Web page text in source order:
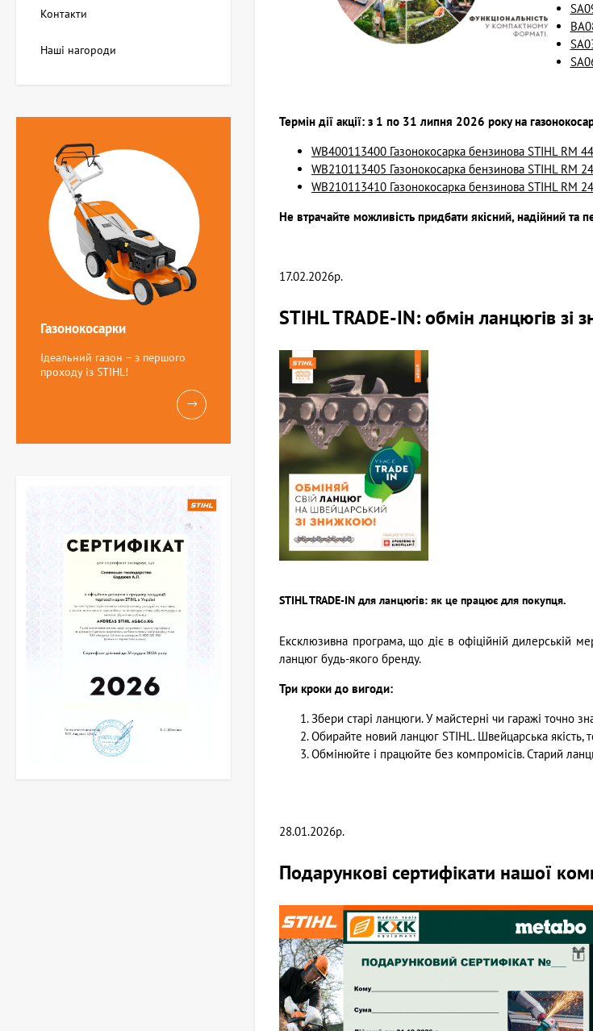
Термін дії акції: з 1 по 31 липня 2026 року на
WB400113400 Газонокосарка бензинова STIHL RM
WB210113405 Газонокосарка бензинова STIHL RM
WB210113410 Газонокосарка бензинова STIHL RM
Не втрачайте можливість придбати якісний, надійний та
17.02.2026р.
STIHL TRADE-IN: обмін ланцюгів зі
STIHL TRADE-IN для ланцюгів: як це працює для покупця.
Ексклюзивна програма, що діє в офіційній дилерській
ланцюг будь-якого бренду.
Три кроки до вигоди:
Збери старі ланцюги. У майстерні чи гаражі точно
Обирайте новий ланцюг STIHL. Швейцарська якість,
Обмінюйте і працюйте без компромісів. Старий
28.01.2026р.
Подарункові сертифікати нашої
Контакти
Наші нагороди
Газонокосарки
Ідеальний газон – з першого
проходу із STIHL!